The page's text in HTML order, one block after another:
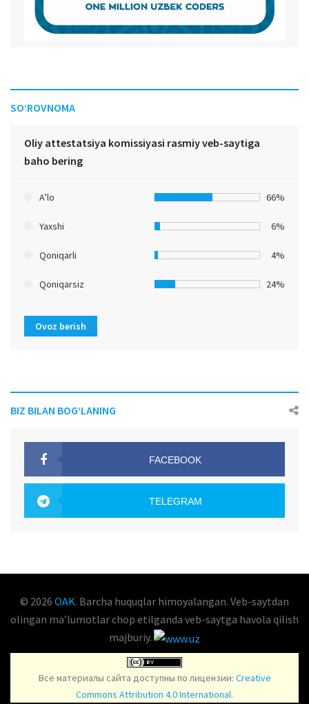
SO‘ROVNOMA
Oliy attestatsiya komissiyasi rasmiy veb-saytiga
baho bering
A’lo 66%
Yaxshi 6%
Qoniqarli 4%
Qoniqarsiz 24%
Ovoz berish
BIZ BILAN BOG‘LANING
FACEBOOK
TELEGRAM
© 2026 OAK. Barcha huquqlar himoyalangan. Veb-saytdan
olingan maʼlumotlar chop etilganda veb-saytga havola qilish
majburiy.
Все материалы сайта доступны по лицензии: Creative
Commons Attribution 4.0 International.